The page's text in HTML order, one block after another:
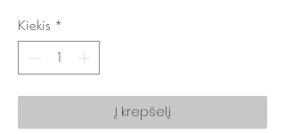
Kiekis *
Į krepšelį